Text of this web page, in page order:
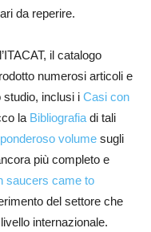
da reperire.
il catalogo
numerosi articoli e
studio, inclusi i Casi con
la Bibliografia di tali
ponderoso volume sugli
più completo e
saucers came to
del settore che
internazionale.